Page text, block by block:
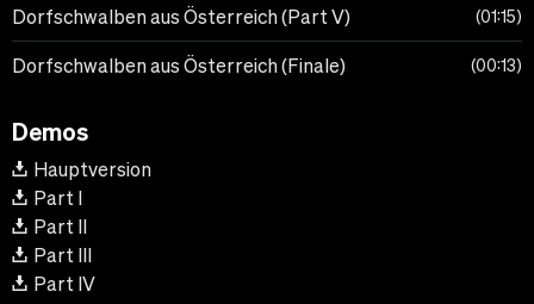
Dorfschwalben aus Österreich (Part V) 01:15
Dorfschwalben aus Österreich (Finale) 00:13
Demos
Hauptversion
Part I
Part II
Part III
Part IV